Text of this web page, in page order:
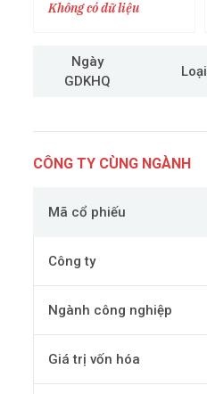
Không có dữ liệu
Ngày
GDKHQ
Loại
CÔNG TY CÙNG NGÀNH
Mã cổ phiếu
Công ty
Ngành công nghiệp
Giá trị vốn hóa